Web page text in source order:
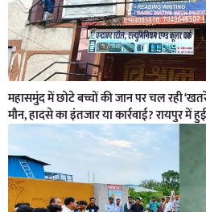
महासमुंद में छोटे बच्चों की जान पर चल रही
मौन, हादसे का इंतजार या कार्रवाई? रायपुर में